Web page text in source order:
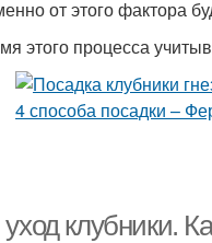
от этого фактора
этого процесса
клубники.